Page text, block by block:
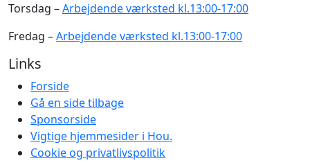
Torsdag –Arbejdende værksted kl.13:00-17:00
Fredag –Arbejdende værksted kl.13:00-17:00
Links
Forside
Gå en side tilbage
Sponsorside
Vigtige hjemmesider i Hou.
Cookie og privatlivspolitik